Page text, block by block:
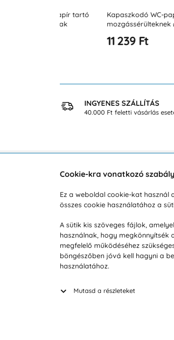
Kapaszkodó WC-papír tartó
mozgássérülteknek ⌀ 32,
INGYENES SZÁLLÍTÁS
40.000 Ft feletti vásárlás
Hétköznap 8:00-tól 16:00-ig
info@vohy.hu
Cookie-kra vonatkozó
Ez a weboldal cookie-kat használ
összes cookie használatához a
A sütik kis szöveges fájlok,
használnak, hogy megkönnyítsék
megfelelő működéséhez
böngészőben jóvá kell hagyni a
használatához.
Mutasd a részleteket